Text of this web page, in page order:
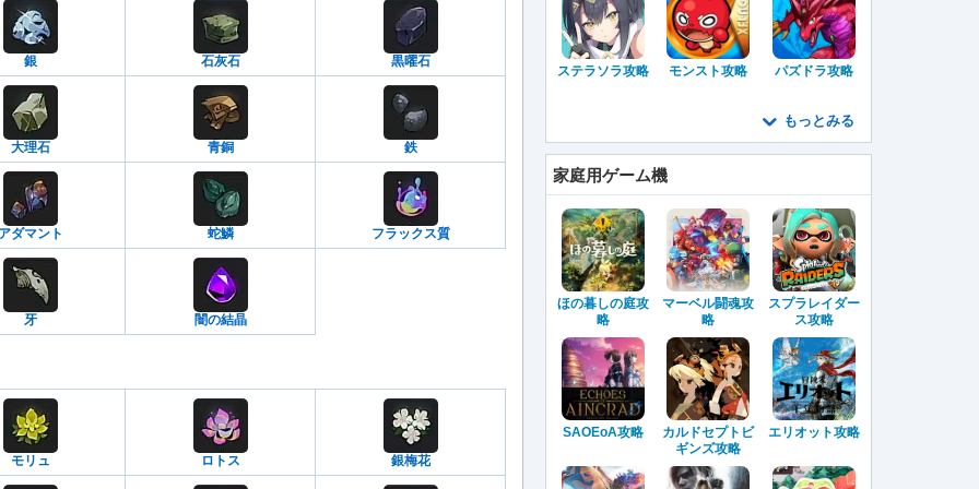
銀 石灰石 黒曜石
大理石 青銅 鉄
ダマント 蛇鱗 フラックス質
牙 闇の結晶
モリュ ロトス 銀梅花
ステラソラ攻略 モンスト攻略 パズドラ攻略
もっとみる
家庭用ゲーム機
ほの暮しの庭攻
略
マーベル闘魂攻
略
スプラレイダー
ス攻略
SAOEoA攻略
カルドセプトビ
ギンズ攻略
エリオット攻略